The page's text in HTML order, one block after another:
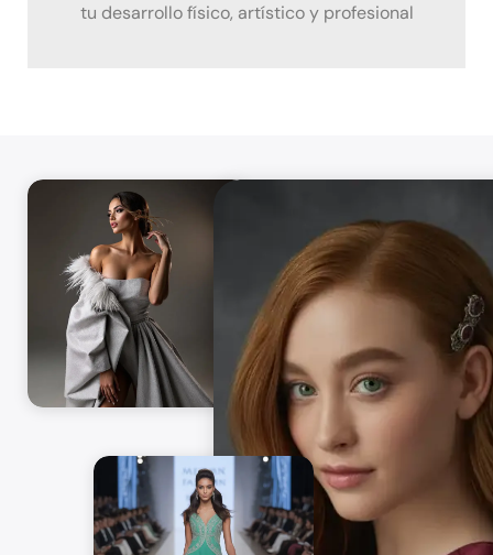
tu desarrollo físico, artístico y profesional